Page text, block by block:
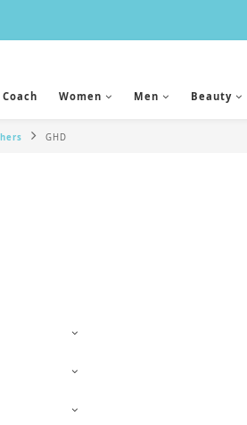
Coach Women Men Beauty
GHD